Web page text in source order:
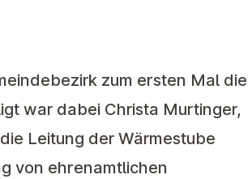
zum ersten Mal die
war dabei Christa Murtinger,
Leitung der Wärmestube
von ehrenamtlichen